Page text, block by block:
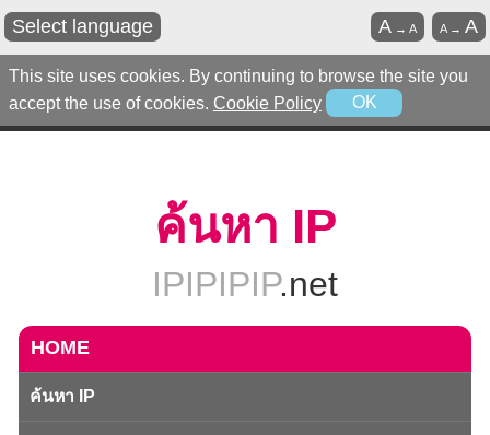
This site uses cookies. By continuing to browse the site you
accept the use of cookies. Cookie Policy OK
Select language A→A
A →A
ค้นหา IP
IPIPIPIP.net
HOME
ค้นหา IP